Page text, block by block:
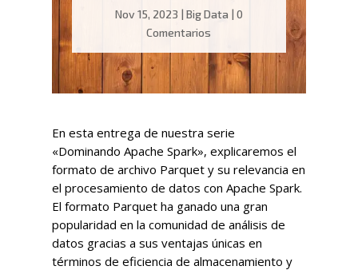
Nov 15, 2023 | Big Data | 0
Comentarios
En esta entrega de nuestra serie
«Dominando Apache Spark», explicaremos el
formato de archivo Parquet y su relevancia en
el procesamiento de datos con Apache Spark.
El formato Parquet ha ganado una gran
popularidad en la comunidad de análisis de
datos gracias a sus ventajas únicas en
términos de eficiencia de almacenamiento y